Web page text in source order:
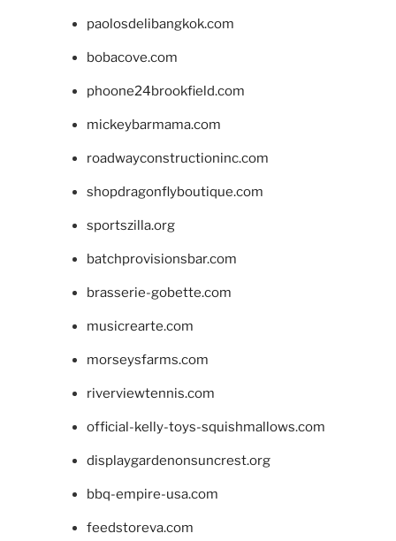
paolosdelibangkok.com
bobacove.com
phoone24brookfield.com
mickeybarmama.com
roadwayconstructioninc.com
shopdragonflyboutique.com
sportszilla.org
batchprovisionsbar.com
brasserie-gobette.com
musicrearte.com
morseysfarms.com
riverviewtennis.com
official-kelly-toys-squishmallows.com
displaygardenonsuncrest.org
bbq-empire-usa.com
feedstoreva.com